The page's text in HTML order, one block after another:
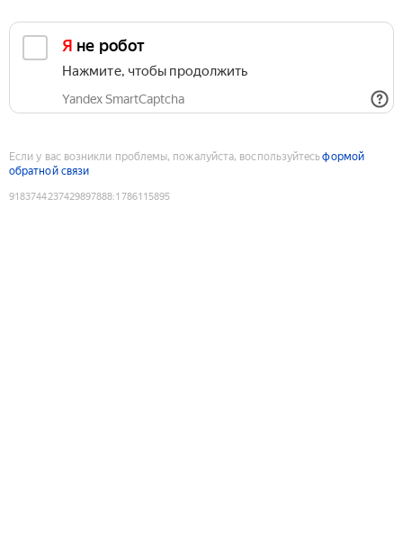
Я не робот
Нажмите, чтобы продолжить
Yandex SmartCaptcha
Если у вас возникли проблемы, пожалуйста, воспользуйтесьформой
обратной связи
9183744237429897888:1786115895